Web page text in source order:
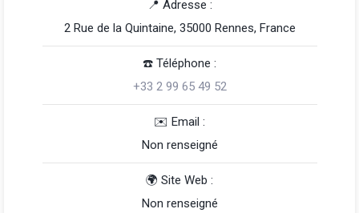
📍 Adresse :
2 Rue de la Quintaine, 35000 Rennes, France
☎️️ Téléphone :
+33 2 99 65 49 52
️✉️ Email :
Non renseigné
🌍 Site Web :
Non renseigné